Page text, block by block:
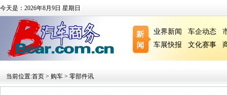
今天是：2026年8月9日 星期日
业界新闻 车企动态
车展快报
文化赛事
当前位置:首页 > 购车 > 零部件讯